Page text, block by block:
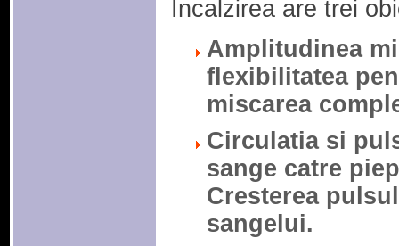
Incalzirea are trei
Amplitudinea
flexibilitatea
miscarea
Circulatia si
sange catre
Cresterea
sangelui.